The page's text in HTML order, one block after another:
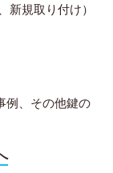
新規取り付け）
例、その他鍵の